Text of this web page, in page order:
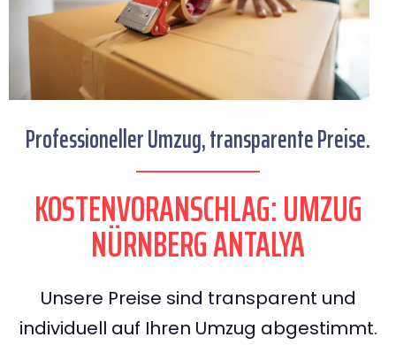
Professioneller Umzug, transparente Preise.
KOSTENVORANSCHLAG: UMZUG
NÜRNBERG ANTALYA
Unsere Preise sind transparent und
individuell auf Ihren Umzug abgestimmt.